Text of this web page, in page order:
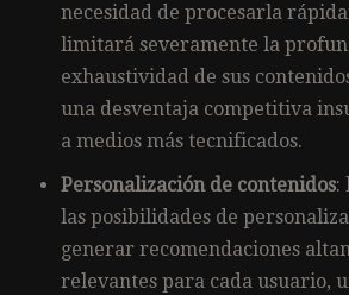
necesidad de procesarla
limitará severamente la
exhaustividad de sus
una desventaja competitiva
a medios más tecnificados.
Personalización de contenidos:
las posibilidades de
generar recomendaciones
relevantes para cada usuario,